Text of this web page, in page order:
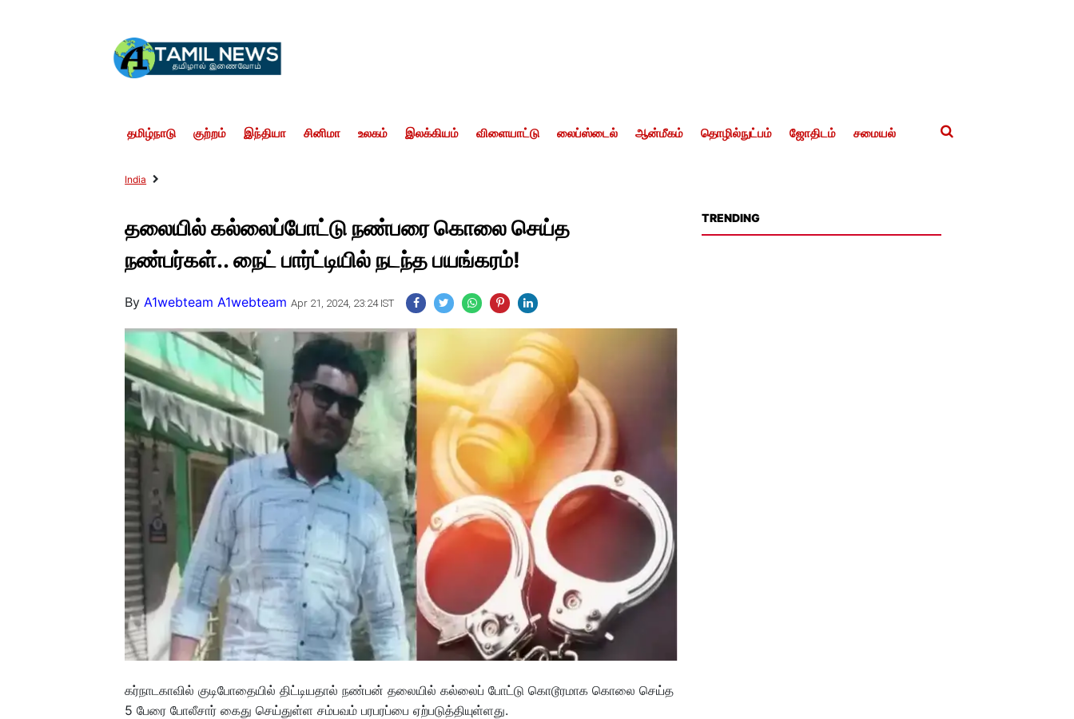
தமிழ்நாடு குற்றம் இந்தியா சினிமா உலகம் இலக்கியம் விளையாட்டு லைப்ஸ்டைல் ஆன்மீகம் தொழில்நுட்பம் ஜோதிடம் சமையல்
India
தலையில் கல்லைப்போட்டு நண்பரை கொலை செய்த
நண்பர்கள்.. நைட் பார்ட்டியில் நடந்த பயங்கரம்!
ByA1webteam A1webteam Apr 21, 2024, 23:24 IST
கர்நாடகாவில் குடிபோதையில் திட்டியதால் நண்பன் தலையில் கல்லைப் போட்டு கொடூரமாக கொலை செய்த
5 பேரை போலீசார் கைது செய்துள்ள சம்பவம் பரபரப்பை ஏற்படுத்தியுள்ளது.
TRENDING